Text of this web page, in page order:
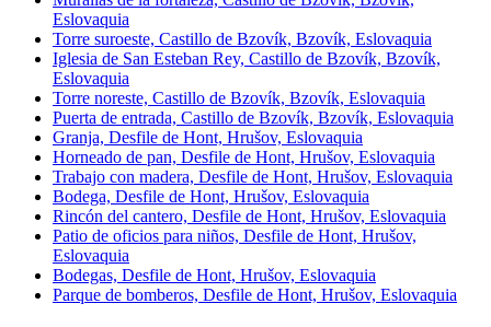
Eslovaquia
Torre suroeste, Castillo de Bzovík, Bzovík, Eslovaquia
Iglesia de San Esteban Rey, Castillo de Bzovík, Bzovík,
Eslovaquia
Torre noreste, Castillo de Bzovík, Bzovík, Eslovaquia
Puerta de entrada, Castillo de Bzovík, Bzovík, Eslovaquia
Granja, Desfile de Hont, Hrušov, Eslovaquia
Horneado de pan, Desfile de Hont, Hrušov, Eslovaquia
Trabajo con madera, Desfile de Hont, Hrušov, Eslovaquia
Bodega, Desfile de Hont, Hrušov, Eslovaquia
Rincón del cantero, Desfile de Hont, Hrušov, Eslovaquia
Patio de oficios para niños, Desfile de Hont, Hrušov,
Eslovaquia
Bodegas, Desfile de Hont, Hrušov, Eslovaquia
Parque de bomberos, Desfile de Hont, Hrušov, Eslovaquia